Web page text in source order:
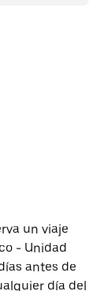
un viaje
- Unidad
antes de
día del